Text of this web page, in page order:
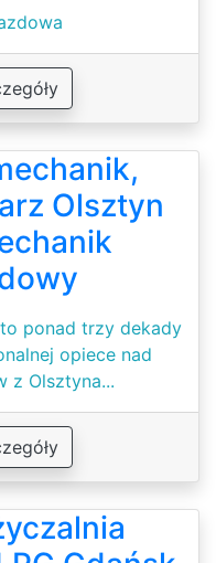
Olsztyn
ponad trzy dekady
opiece nad
z Olsztyna...